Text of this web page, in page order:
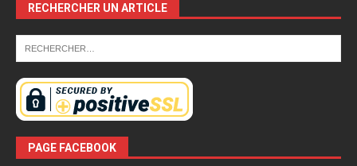
RECHERCHER UN ARTICLE
PAGE FACEBOOK